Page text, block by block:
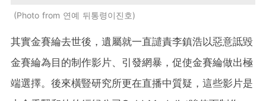
Photo from 연예 뒤통령이진호
其實金賽綸去世後，遺屬就一直譴責李鎮浩以惡意詆毀
金賽綸為目的制作影片、引發網暴，促使金賽綸做出極
端選擇。後來橫豎研究所更在直播中質疑，這些影片是